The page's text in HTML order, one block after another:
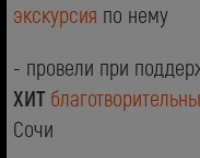
экскурсия по нему
- провели при
ХИТ
Сочи